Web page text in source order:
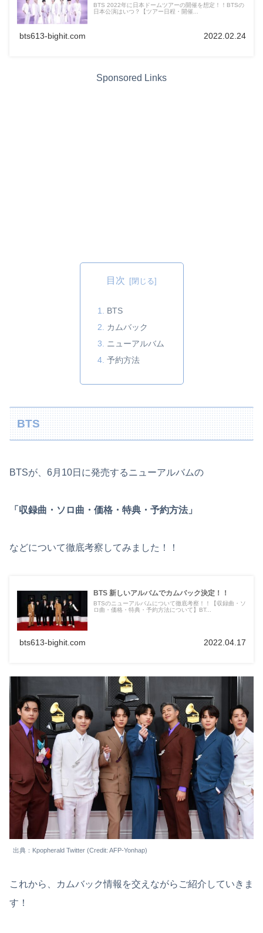
BTS 2022年に日本ドームツアーの開催を想定！！BTSの
日本公演はいつ？【ツアー日程・開催...
bts613-bighit.com 2022.02.24
Sponsored Links
目次
BTS
カムバック
ニューアルバム
予約方法
BTS
BTSが、6月10日に発売するニューアルバムの
「収録曲・ソロ曲・価格・特典・予約方法」
などについて徹底考察してみました！！
BTS 新しいアルバムでカムバック決定！！
BTSのニューアルバムについて徹底考察！！【収録曲・ソ
ロ曲・価格・特典・予約方法について】BT...
bts613-bighit.com 2022.04.17
出典：Kpopherald Twitter (Credit: AFP-Yonhap)
これから、カムバック情報を交えながらご紹介していきま
す！